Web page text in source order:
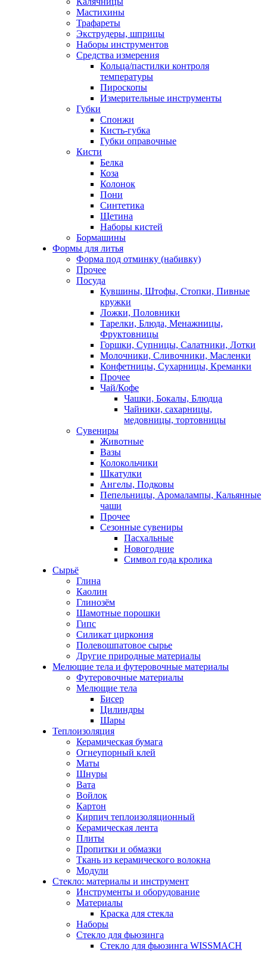
Мастихины
Трафареты
Экструдеры, шприцы
Наборы инструментов
Средства измерения
Кольца/пастилки контроля
температуры
Пироскопы
Измерительные инструменты
Губки
Спонжи
Кисть-губка
Губки оправочные
Кисти
Белка
Коза
Колонок
Пони
Синтетика
Щетина
Наборы кистей
Бормашины
Формы для литья
Форма под отминку (набивку)
Прочее
Посуда
Кувшины, Штофы, Стопки, Пивные
кружки
Ложки, Половники
Тарелки, Блюда, Менажницы,
Фруктовницы
Горшки, Супницы, Салатники, Лотки
Молочники, Сливочники, Масленки
Конфетницы, Сухарницы, Креманки
Прочее
Чай/Кофе
Чашки, Бокалы, Блюдца
Чайники, сахарницы,
медовницы, тортовницы
Сувениры
Животные
Вазы
Колокольчики
Шкатулки
Ангелы, Подковы
Пепельницы, Аромалампы, Кальянные
чаши
Прочее
Сезонные сувениры
Пасхальные
Новогодние
Символ года кролика
Сырьё
Глина
Каолин
Глинозём
Шамотные порошки
Гипс
Силикат циркония
Полевошпатовое сырье
Другие природные материалы
Мелющие тела и футеровочные материалы
Футеровочные материалы
Мелющие тела
Бисер
Цилиндры
Шары
Теплоизоляция
Керамическая бумага
Огнеупорный клей
Маты
Шнуры
Вата
Войлок
Картон
Кирпич теплоизоляционный
Керамическая лента
Плиты
Пропитки и обмазки
Ткань из керамического волокна
Модули
Стекло: материалы и инструмент
Инструменты и оборудование
Материалы
Краска для стекла
Наборы
Стекло для фьюзинга
Стекло для фьюзинга WISSMACH